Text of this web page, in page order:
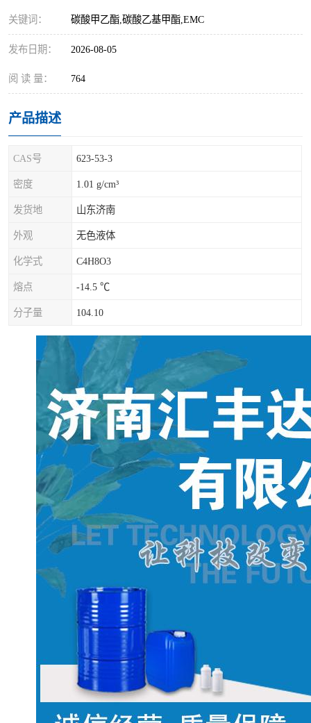
关键词： 碳酸甲乙酯,碳酸乙基甲酯,EMC
发布日期： 2026-08-05
阅 读 量： 764
产品描述
CAS号 623-53-3
密度 1.01 g/cm³
发货地 山东济南
外观 无色液体
化学式 C4H8O3
熔点 -14.5 ℃
分子量 104.10
水处理助剂